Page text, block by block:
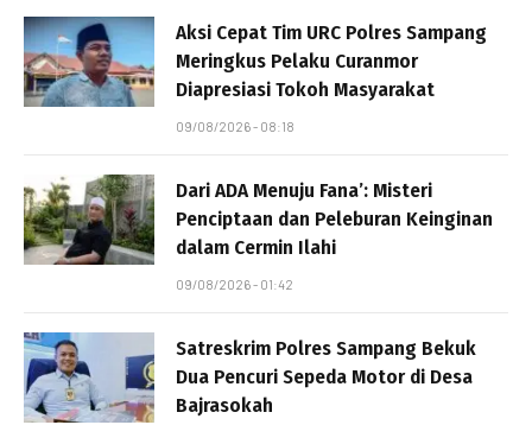
Aksi Cepat Tim URC Polres Sampang
Meringkus Pelaku Curanmor
Diapresiasi Tokoh Masyarakat
09/08/2026 - 08:18
Dari ADA Menuju Fana’: Misteri
Penciptaan dan Peleburan Keinginan
dalam Cermin Ilahi
09/08/2026 - 01:42
Satreskrim Polres Sampang Bekuk
Dua Pencuri Sepeda Motor di Desa
Bajrasokah